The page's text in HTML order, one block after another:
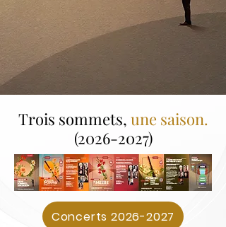
Trois sommets, une saison.
(2026-2027)
Concerts 2026-2027